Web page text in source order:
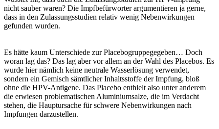
nicht sauber waren? Die Impfbefürworter argumentieren ja gerne,
dass in den Zulassungsstudien relativ wenig Nebenwirkungen
gefunden wurden.
Es hätte kaum Unterschiede zur Placebogruppegegeben… Doch
woran lag das? Das lag aber vor allem an der Wahl des Placebos. Es
wurde hier nämlich keine neutrale Wasserlösung verwendet,
sondern ein Gemisch sämtlicher Inhaltsstoffe der Impfung, bloß
ohne die HPV-Antigene. Das Placebo enthielt also unter anderem
die erwiesen problematischen Aluminiumsalze, die im Verdacht
stehen, die Hauptursache für schwere Nebenwirkungen nach
Impfungen darzustellen.